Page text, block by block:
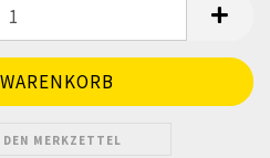
DEN MERKZETTEL